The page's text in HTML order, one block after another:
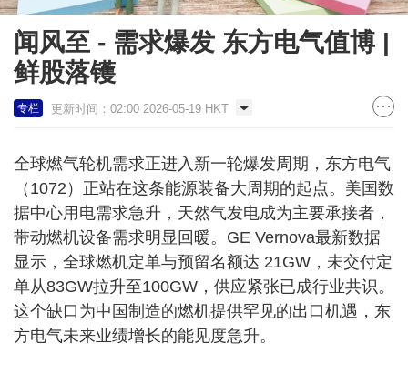
闻风至 - 需求爆发 东方电气值博 |
鲜股落镬
专栏 更新时间：02:00 2026-05-19 HKT
全球燃气轮机需求正进入新一轮爆发周期，东方电气
（1072）正站在这条能源装备大周期的起点。美国数
据中心用电需求急升，天然气发电成为主要承接者，
带动燃机设备需求明显回暖。GE Vernova最新数据
显示，全球燃机定单与预留名额达 21GW，未交付定
单从83GW拉升至100GW，供应紧张已成行业共识。
这个缺口为中国制造的燃机提供罕见的出口机遇，东
方电气未来业绩增长的能见度急升。